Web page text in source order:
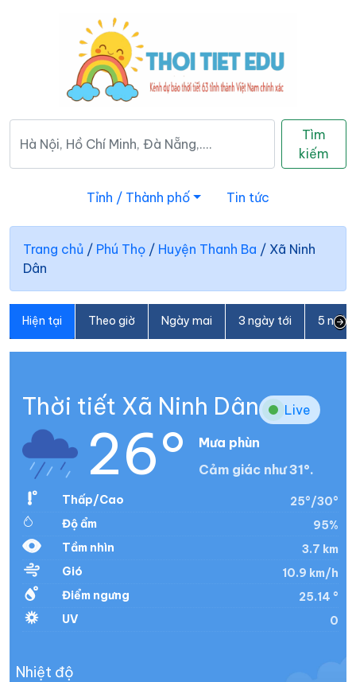
Tìm
kiếm
Tỉnh / Thành phố Tin tức
Trang chủ / Phú Thọ / Huyện Thanh Ba / Xã Ninh
Dân
Hiện tại Theo giờ Ngày mai 3 ngày tới 5
Thời tiết Xã Ninh Dân Live
26°
Mưa phùn
Cảm giác như 31°.
Thấp/Cao
25°/30°
Độ ẩm
95%
Tầm nhìn
3.7 km
Gió
10.9 km/h
Điểm ngưng
25.14 °
UV
0
Nhiệt độ